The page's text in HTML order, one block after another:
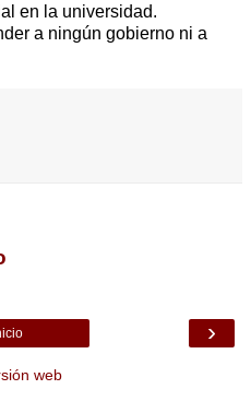
en la universidad.
a ningún gobierno ni a
›
web